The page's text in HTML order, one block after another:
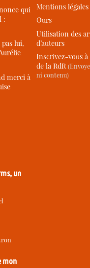
qui
:
pas lui,
merci à
un
mon
Mentions légales
Ours
Utilisation des
d’auteurs
Inscrivez-vous
de la RdR
ni contenu)